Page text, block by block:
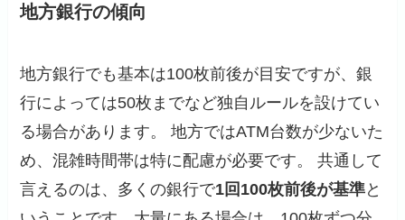
地方銀行の傾向
地方銀行でも基本は100枚前後が目安ですが、銀
行によっては50枚までなど独自ルールを設けてい
る場合があります。 地方ではATM台数が少ないた
め、混雑時間帯は特に配慮が必要です。 共通して
言えるのは、多くの銀行で1回100枚前後が基準と